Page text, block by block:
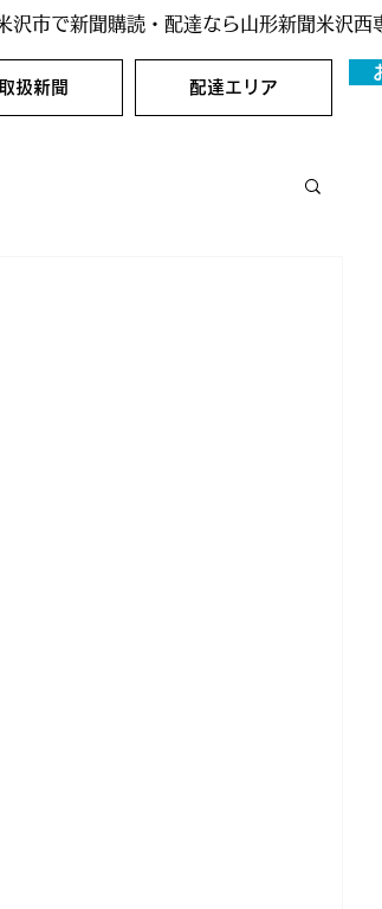
沢市で新聞購読・配達なら山形新聞米沢西
扱新聞 配達エリア